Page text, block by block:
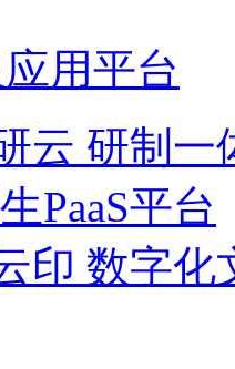
用平台
云 研制
PaaS平台
印 数字化